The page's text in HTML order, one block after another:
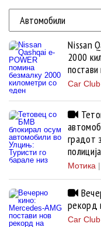
Nissan
2000
Car Club
градот
полиција
Мотика |
рекорд
Car Club